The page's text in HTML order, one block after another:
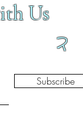
Us
と
Subscribe